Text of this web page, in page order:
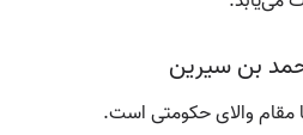
بن سیرین
مقام والای حکومتی است.